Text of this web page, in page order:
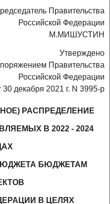
Правительства
Российской Федерации
М.МИШУСТИН
Утверждено
Правительства
Российской Федерации
30 декабря 2021 г. N 3995-р
РАСПРЕДЕЛЕНИЕ
В 2022 - 2024
БЮДЖЕТАМ
В ЦЕЛЯХ